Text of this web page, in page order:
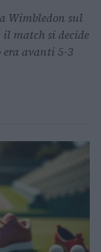
Wimbledon sul
match si decide
era avanti 5-3